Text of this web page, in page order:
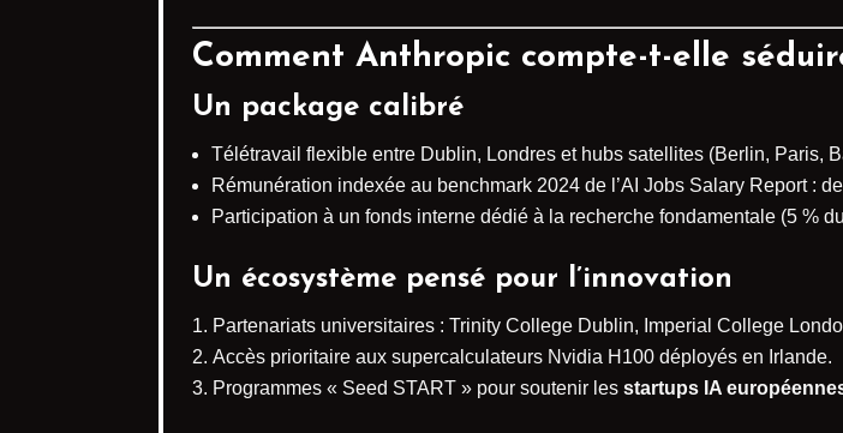
Comment Anthropic compte-t-elle
Un package calibré
Télétravail flexible entre Dublin, Londres et hubs satellites (Berlin, Paris,
Rémunération indexée au benchmark 2024 de l’AI Jobs Salary Report :
Participation à un fonds interne dédié à la recherche fondamentale (5 %
Un écosystème pensé pour l’innovation
Partenariats universitaires : Trinity College Dublin, Imperial College
Accès prioritaire aux supercalculateurs Nvidia H100 déployés en Irlande.
Programmes « Seed START » pour soutenir les startups IA